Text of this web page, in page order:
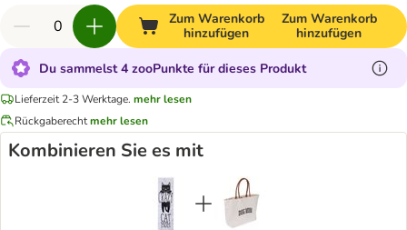
Zum Warenkorb
hinzufügen
Zum Warenkorb
hinzufügen
Du sammelst 4 zooPunkte für dieses Produkt
Lieferzeit 2-3 Werktage. mehr lesen
Rückgaberechtmehr lesen
Kombinieren Sie es mit